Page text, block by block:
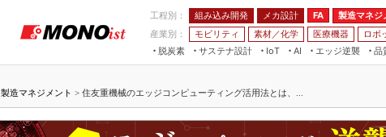
工程別： 組み込み開発 メカ設計 FA 製造マネジ
産業別：
モビリティ 素材／化学 医療機器 ロボ
脱炭素
サステナ設計
IoT
つながる工場
つながるサービス
AI
AI×設備保全
Physical AI
エッジ逆襲 品
JIMTOF
組込み/エッジ コンピューティング
展＆IoT/5Gソリューション展
つながるクルマ
5G 製造マネジメン
製造マネジメント > 住友重機械のエッジコンピューティング活用法とは、...